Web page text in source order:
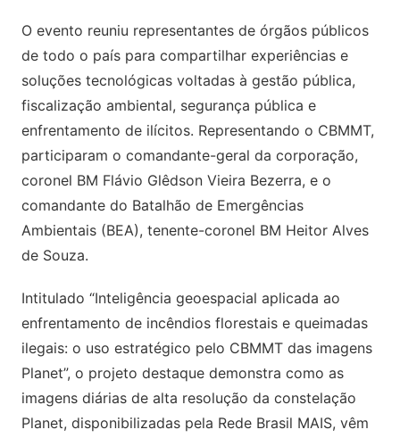
O evento reuniu representantes de órgãos públicos
de todo o país para compartilhar experiências e
soluções tecnológicas voltadas à gestão pública,
fiscalização ambiental, segurança pública e
enfrentamento de ilícitos. Representando o CBMMT,
participaram o comandante-geral da corporação,
coronel BM Flávio Glêdson Vieira Bezerra, e o
comandante do Batalhão de Emergências
Ambientais (BEA), tenente-coronel BM Heitor Alves
de Souza.
Intitulado “Inteligência geoespacial aplicada ao
enfrentamento de incêndios florestais e queimadas
ilegais: o uso estratégico pelo CBMMT das imagens
Planet”, o projeto destaque demonstra como as
imagens diárias de alta resolução da constelação
Planet, disponibilizadas pela Rede Brasil MAIS, vêm